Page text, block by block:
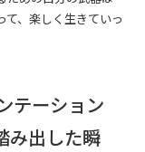
、楽しく生きていっ
テーション
み出した瞬